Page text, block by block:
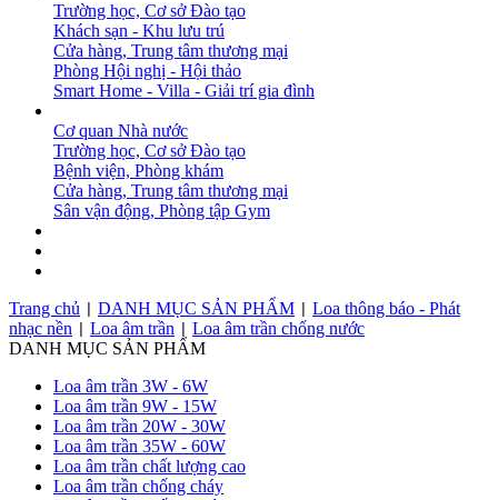
Trường học, Cơ sở Đào tạo
Khách sạn - Khu lưu trú
Cửa hàng, Trung tâm thương mại
Phòng Hội nghị - Hội thảo
Smart Home - Villa - Giải trí gia đình
Cơ quan Nhà nước
Trường học, Cơ sở Đào tạo
Bệnh viện, Phòng khám
Cửa hàng, Trung tâm thương mại
Sân vận động, Phòng tập Gym
Trang chủ
DANH MỤC SẢN PHẨM
Loa thông báo - Phát
nhạc nền
Loa âm trần
Loa âm trần chống nước
DANH MỤC SẢN PHẨM
Loa âm trần 3W - 6W
Loa âm trần 9W - 15W
Loa âm trần 20W - 30W
Loa âm trần 35W - 60W
Loa âm trần chất lượng cao
Loa âm trần chống cháy